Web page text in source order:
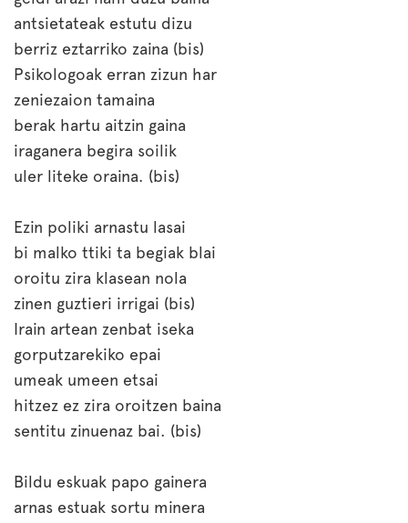
antsietateak estutu dizu
berriz eztarriko zaina (bis)
Psikologoak erran zizun har
zeniezaion tamaina
berak hartu aitzin gaina
iraganera begira soilik
uler liteke oraina. (bis)
Ezin poliki arnastu lasai
bi malko ttiki ta begiak blai
oroitu zira klasean nola
zinen guztieri irrigai (bis)
Irain artean zenbat iseka
gorputzarekiko epai
umeak umeen etsai
hitzez ez zira oroitzen baina
sentitu zinuenaz bai. (bis)
Bildu eskuak papo gainera
arnas estuak sortu minera